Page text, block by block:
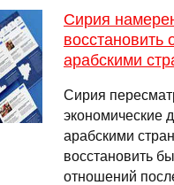
Сирия
восстановить
арабскими
Сирия
экономические
арабскими
восстановить
отношений